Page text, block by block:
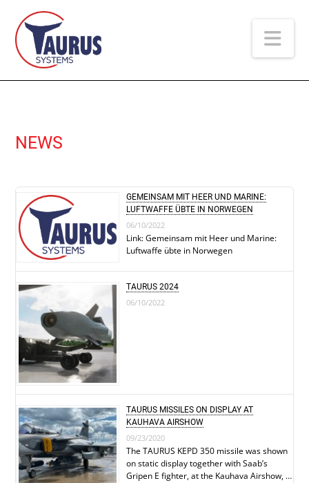
NEWS
GEMEINSAM MIT HEER UND MARINE:
LUFTWAFFE ÜBTE IN NORWEGEN
06/10/2022
Link: Gemeinsam mit Heer und Marine:
Luftwaffe übte in Norwegen
TAURUS 2024
06/10/2022
TAURUS MISSILES ON DISPLAY AT
KAUHAVA AIRSHOW
09/23/2020
The TAURUS KEPD 350 missile was shown
on static display together with Saab’s
Gripen E fighter, at the Kauhava Airshow, …